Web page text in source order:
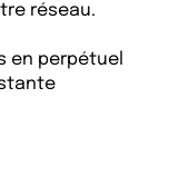
réseau.
en perpétuel